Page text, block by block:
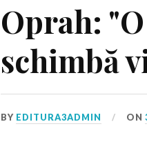
Oprah:
schimbă
BY EDITURA3ADMIN ON